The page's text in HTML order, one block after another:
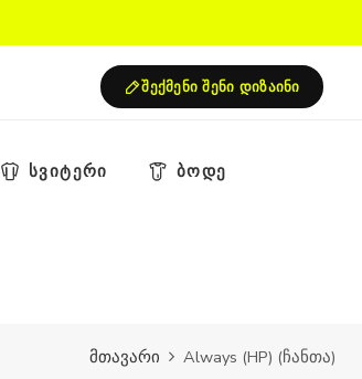
შექმენი შენი დიზაინი
სვიტერი ბოდე
მთავარი Always (HP) (ჩანთა)